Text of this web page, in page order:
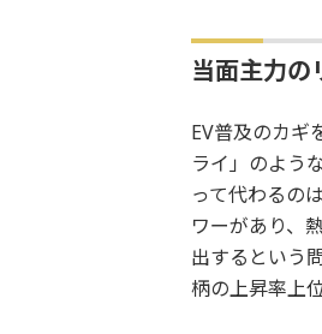
当面主力の
EV普及のカギ
ライ」のよう
って代わるの
ワーがあり、
出するという
柄の上昇率上